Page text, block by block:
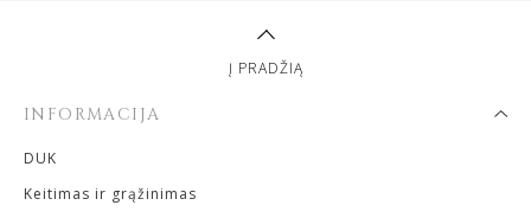
INFORMACIJA
DUK
Keitimas ir grąžinimas
Į PRADŽIĄ